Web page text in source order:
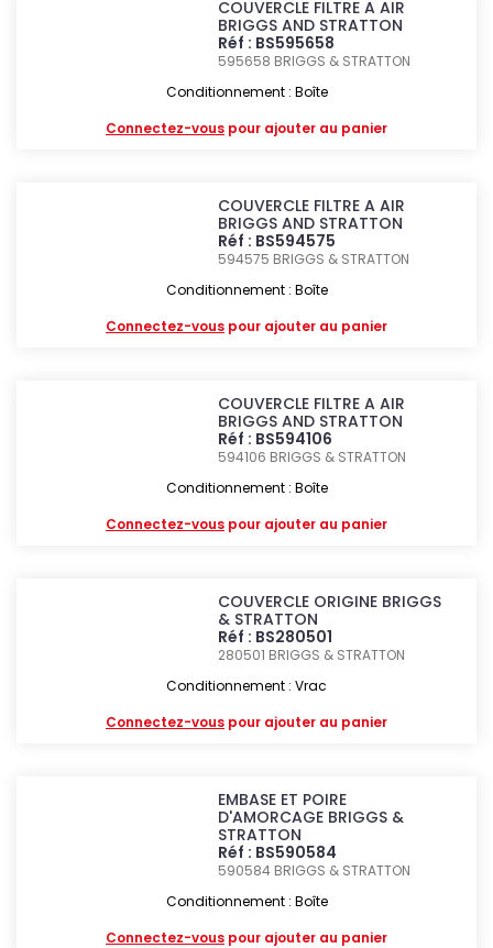
COUVERCLE FILTRE A AIR
BRIGGS AND STRATTON
Réf : BS595658
595658 BRIGGS & STRATTON
Conditionnement : Boîte
Connectez-vous pour ajouter au panier
COUVERCLE FILTRE A AIR
BRIGGS AND STRATTON
Réf : BS594575
594575 BRIGGS & STRATTON
Conditionnement : Boîte
Connectez-vous pour ajouter au panier
COUVERCLE FILTRE A AIR
BRIGGS AND STRATTON
Réf : BS594106
594106 BRIGGS & STRATTON
Conditionnement : Boîte
Connectez-vous pour ajouter au panier
COUVERCLE ORIGINE BRIGGS
& STRATTON
Réf : BS280501
280501 BRIGGS & STRATTON
Conditionnement : Vrac
Connectez-vous pour ajouter au panier
EMBASE ET POIRE
D'AMORCAGE BRIGGS &
STRATTON
Réf : BS590584
590584 BRIGGS & STRATTON
Conditionnement : Boîte
Connectez-vous pour ajouter au panier